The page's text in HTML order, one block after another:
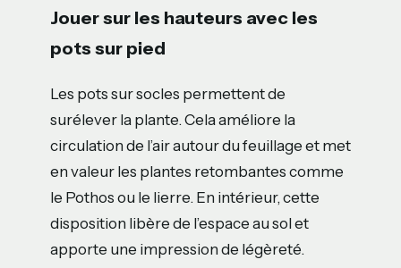
Jouer sur les hauteurs avec les
pots sur pied
Les pots sur socles permettent de
surélever la plante. Cela améliore la
circulation de l’air autour du feuillage et met
en valeur les plantes retombantes comme
le Pothos ou le lierre. En intérieur, cette
disposition libère de l’espace au sol et
apporte une impression de légèreté.